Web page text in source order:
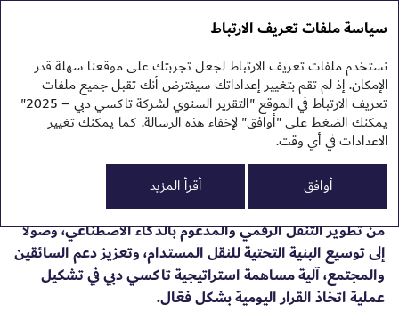
التقرير السنوي 2025
تقرير الاستدامة 2025
التحول الرقمي
عملت شركة تاكسي دبي خلال عام 2025 على تحويل أولوياتها
الاستراتيجية إلى إجراءات ملموسة ضمن مبادرات مرتبطة
بالعمليات والشراكات والموظفين. وتوضح هذه المبادرات، بدءاً
من تطوير التنقل الرقمي والمدعوم بالذكاء الاصطناعي، وصولاً
إلى توسيع البنية التحتية للنقل المستدام، وتعزيز دعم السائقين
والمجتمع، آلية مساهمة استراتيجية تاكسي دبي في تشكيل
عملية اتخاذ القرار اليومية بشكل فعّال.
سياسة ملفات تعريف الارتباط
نستخدم ملفات تعريف الارتباط لجعل تجربتك على موقعنا سهلة قدر
الإمكان. إذ لم تقم بتغيير إعداداتك سيفترض أنك تقبل جميع ملفات
تعريف الارتباط في الموقع "التقرير السنوي لشركة تاكسي دبي – 2025"
يمكنك الضغط على "أوافق" لإخفاء هذه الرسالة. كما يمكنك تغيير
الاعدادات في أي وقت.
أوافق
أقرأ المزيد